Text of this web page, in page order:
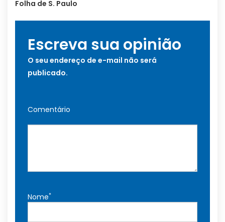
Folha de S. Paulo
Escreva sua opinião
O seu endereço de e-mail não será
publicado.
Comentário
Nome*